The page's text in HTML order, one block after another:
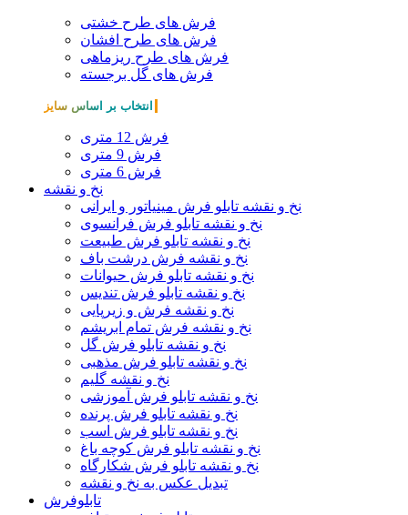
فرش های طرح خشتی
فرش های طرح افشان
فرش های طرح ریزماهی
فرش های گل برجسته
انتخاب بر اساس سایز
فرش 12 متری
فرش 9 متری
فرش 6 متری
نخ و نقشه
نخ و نقشه تابلو فرش مینیاتور و ایرانی
نخ و نقشه تابلو فرش فرانسوی
نخ و نقشه تابلو فرش طبیعت
نخ و نقشه فرش درشت باف
نخ و نقشه تابلو فرش حیوانات
نخ و نقشه تابلو فرش تندیس
نخ و نقشه فرش و زیرپایی
نخ و نقشه فرش تمام ابریشم
نخ و نقشه تابلو فرش گل
نخ و نقشه تابلو فرش مذهبی
نخ و نقشه گلیم
نخ و نقشه تابلو فرش آموزشی
نخ و نقشه تابلو فرش پرنده
نخ و نقشه تابلو فرش اسب
نخ و نقشه تابلو فرش کوچه باغ
نخ و نقشه تابلو فرش شکارگاه
تبدیل عکس به نخ و نقشه
تابلوفرش